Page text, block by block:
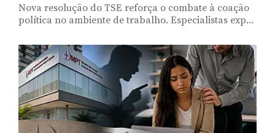
Nova resolução do TSE reforça o combate à coação
política no ambiente de trabalho. Especialistas exp...